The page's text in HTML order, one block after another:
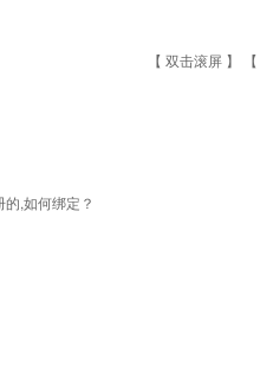
【 双击滚屏 】 【
,如何绑定？